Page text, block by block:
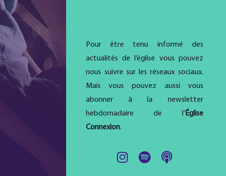
Pour être tenu informé des
actualités de l’église vous pouvez
nous suivre sur les réseaux sociaux.
Mais vous pouvez aussi vous
abonner à la newsletter
hebdomadaire de l’Église
Connexion.